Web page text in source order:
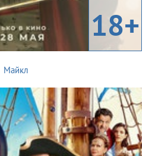
18+
Майкл